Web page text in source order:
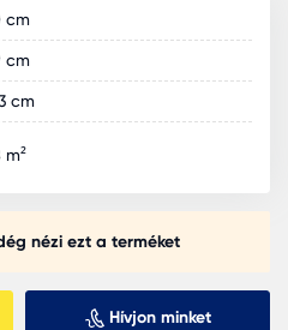
cm
cm
cm
m²
nézi ezt a terméket
Hívjon minket